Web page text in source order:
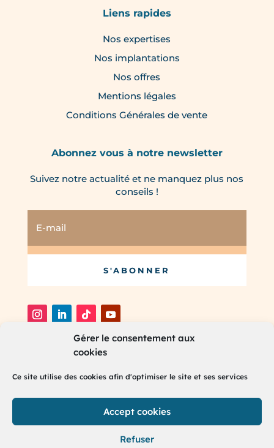
Gérer le consentement aux
cookies
Ce site utilise des cookies afin d'optimiser le site et ses services
Accept cookies
Refuser
Liens rapides
Nos expertises
Nos implantations
Nos offres
Mentions légales
Conditions Générales de vente
Abonnez vous à notre newsletter
Suivez notre actualité et ne manquez plus nos
conseils !
S'ABONNER
®2025 RH Partners. Tous droits réservés.